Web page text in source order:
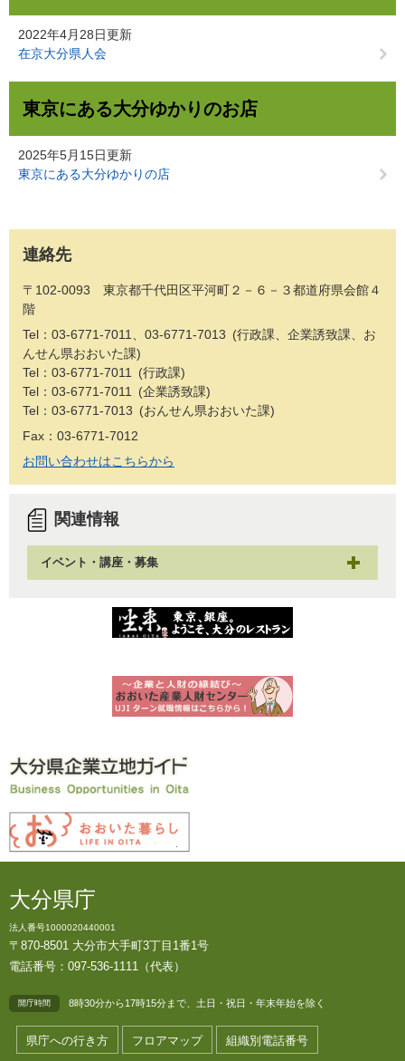
2022年4月28日更新
在京大分県人会
東京にある大分ゆかりのお店
2025年5月15日更新
東京にある大分ゆかりの店
連絡先
〒102-0093 東京都千代田区平河町２－６－３都道府県会館４
階
Tel：03-6771-7011、03-6771-7013
行政課、企業誘致課、お
んせん県おおいた課
Tel：03-6771-7011
行政課
Tel：03-6771-7011
企業誘致課
Tel：03-6771-7013
おんせん県おおいた課
Fax：03-6771-7012
お問い合わせはこちらから
関連情報
イベント・講座・募集
大分県庁
法人番号1000020440001
〒870-8501 大分市大手町3丁目1番1号
電話番号：097-536-1111（代表）
開庁時間 8時30分から17時15分まで、土日・祝日・年末年始を除く
県庁への行き方 フロアマップ 組織別電話番号